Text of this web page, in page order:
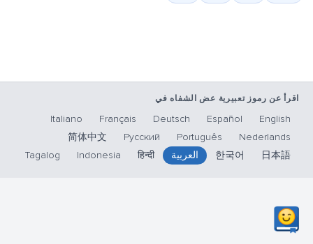
اقرأ عن رموز تعبيرية عض الشفاه في
English
Español
Deutsch
Français
Italiano
Nederlands
Português
Русский
简体中文
日本語
한국어 العربية हिन्दी
Indonesia
Tagalog